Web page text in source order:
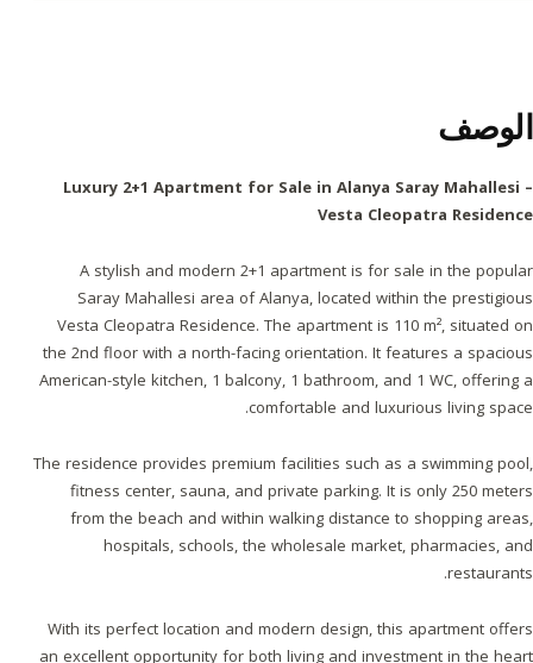
الوصف
Luxury 2+1 Apartment for Sale in Alanya Saray Mahallesi –
Vesta Cleopatra Residence
A stylish and modern 2+1 apartment is for sale in the popular
Saray Mahallesi area of Alanya, located within the prestigious
Vesta Cleopatra Residence. The apartment is 110 m², situated on
the 2nd floor with a north-facing orientation. It features a spacious
American-style kitchen, 1 balcony, 1 bathroom, and 1 WC, offering a
comfortable and luxurious living space.
The residence provides premium facilities such as a swimming pool,
fitness center, sauna, and private parking. It is only 250 meters
from the beach and within walking distance to shopping areas,
hospitals, schools, the wholesale market, pharmacies, and
restaurants.
With its perfect location and modern design, this apartment offers
an excellent opportunity for both living and investment in the heart